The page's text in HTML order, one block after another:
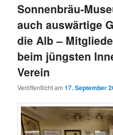
Sonnenbräu-
auch auswärtige
die Alb –
beim jüngsten
Verein
Veröffentlicht am17. September